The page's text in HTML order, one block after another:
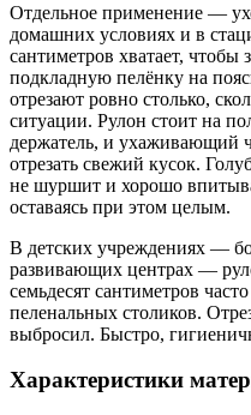
Отдельное применение —
домашних условиях и в
сантиметров хватает, чтобы
подкладную пелёнку на
отрезают ровно столько,
ситуации. Рулон стоит на
держатель, и ухаживающий
отрезать свежий кусок.
не шуршит и хорошо
оставаясь при этом целым.
В детских учреждениях —
развивающих центрах —
семьдесят сантиметров
пеленальных столиков.
выбросил. Быстро,
Характеристики